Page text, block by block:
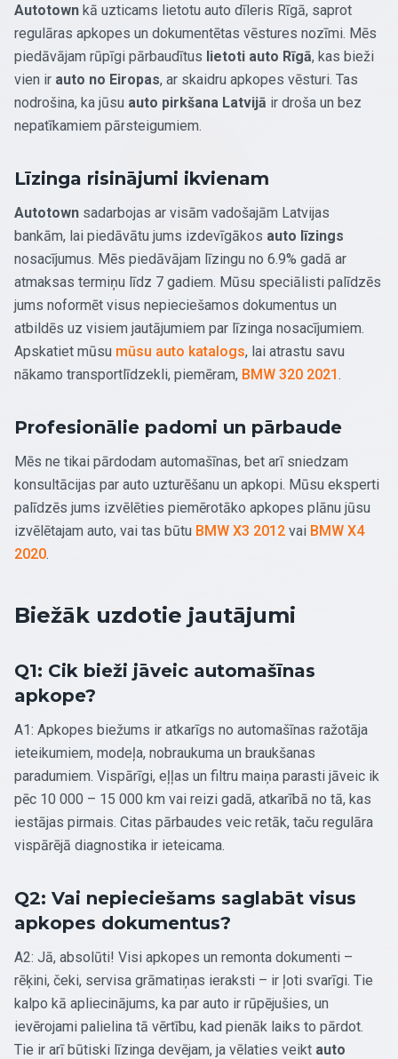
Autotown kā uzticams lietotu auto dīleris Rīgā, saprot
regulāras apkopes un dokumentētas vēstures nozīmi. Mēs
piedāvājam rūpīgi pārbaudītus lietoti auto Rīgā, kas bieži
vien ir auto no Eiropas, ar skaidru apkopes vēsturi. Tas
nodrošina, ka jūsu auto pirkšana Latvijā ir droša un bez
nepatīkamiem pārsteigumiem.
Līzinga risinājumi ikvienam
Autotown sadarbojas ar visām vadošajām Latvijas
bankām, lai piedāvātu jums izdevīgākos auto līzings
nosacījumus. Mēs piedāvājam līzingu no 6.9% gadā ar
atmaksas termiņu līdz 7 gadiem. Mūsu speciālisti palīdzēs
jums noformēt visus nepieciešamos dokumentus un
atbildēs uz visiem jautājumiem par līzinga nosacījumiem.
Apskatiet mūsu mūsu auto katalogs, lai atrastu savu
nākamo transportlīdzekli, piemēram, BMW 320 2021.
Profesionālie padomi un pārbaude
Mēs ne tikai pārdodam automašīnas, bet arī sniedzam
konsultācijas par auto uzturēšanu un apkopi. Mūsu eksperti
palīdzēs jums izvēlēties piemērotāko apkopes plānu jūsu
izvēlētajam auto, vai tas būtu BMW X3 2012 vai BMW X4
2020.
Biežāk uzdotie jautājumi
Q1: Cik bieži jāveic automašīnas
apkope?
A1: Apkopes biežums ir atkarīgs no automašīnas ražotāja
ieteikumiem, modeļa, nobraukuma un braukšanas
paradumiem. Vispārīgi, eļļas un filtru maiņa parasti jāveic ik
pēc 10 000 – 15 000 km vai reizi gadā, atkarībā no tā, kas
iestājas pirmais. Citas pārbaudes veic retāk, taču regulāra
vispārējā diagnostika ir ieteicama.
Q2: Vai nepieciešams saglabāt visus
apkopes dokumentus?
A2: Jā, absolūti! Visi apkopes un remonta dokumenti –
rēķini, čeki, servisa grāmatiņas ieraksti – ir ļoti svarīgi. Tie
kalpo kā apliecinājums, ka par auto ir rūpējušies, un
ievērojami palielina tā vērtību, kad pienāk laiks to pārdot.
Tie ir arī būtiski līzinga devējam, ja vēlaties veikt auto